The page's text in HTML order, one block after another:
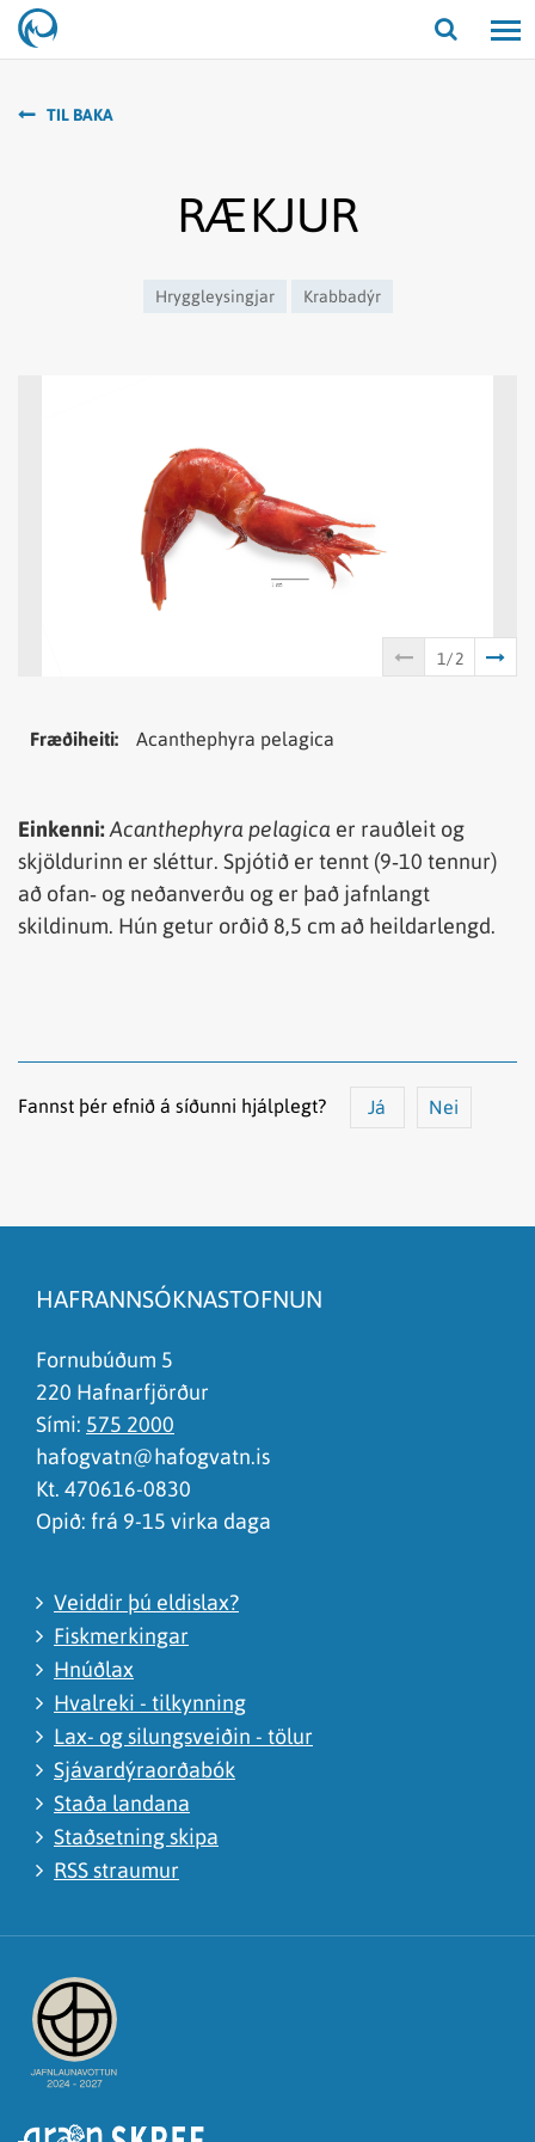
Opna/
TIL BAKA
RÆKJUR
Hryggleysingjar Krabbadýr
Tungumál Samheiti
Fræðiheiti: Acanthephyra pelagica
Einkenni:Acanthephyra pelagica er rauðleit og
skjöldurinn er sléttur. Spjótið er tennt (9‐10 tennur)
að ofan‐ og neðanverðu og er það jafnlangt
skildinum. Hún getur orðið 8,5 cm að heildarlengd.
Fannst þér efnið á síðunni hjálplegt? Já Nei
Það er of mikið efni á síðunni
Ég skil ekki efnið, finnst það of flókið
HAFRANNSÓKNASTOFNUN
Fornubúðum 5
220 Hafnarfjörður
Sími: 575 2000
hafogvatn@hafogvatn.is
Kt. 470616-0830
Opið: frá 9-15 virka daga
Veiddir þú eldislax?
Fiskmerkingar
Hnúðlax
Hvalreki - tilkynning
Lax- og silungsveiðin - tölur
Sjávardýraorðabók
Staða landana
Staðsetning skipa
RSS straumur